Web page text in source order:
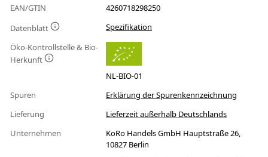
EAN/GTIN
4260718298250
Datenblatt
Spezifikation
Öko-Kontrollstelle & Bio-
Herkunft
NL-BIO-01
Spuren
Erklärung der Spurenkennzeichnung
Lieferung
Lieferzeit außerhalb Deutschlands
Unternehmen
KoRo Handels GmbH Hauptstraße 26,
10827 Berlin